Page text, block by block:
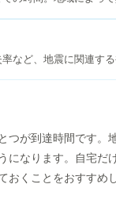
など、地震に関連す
つが到達時間です
になります。自宅
おくことをおすす